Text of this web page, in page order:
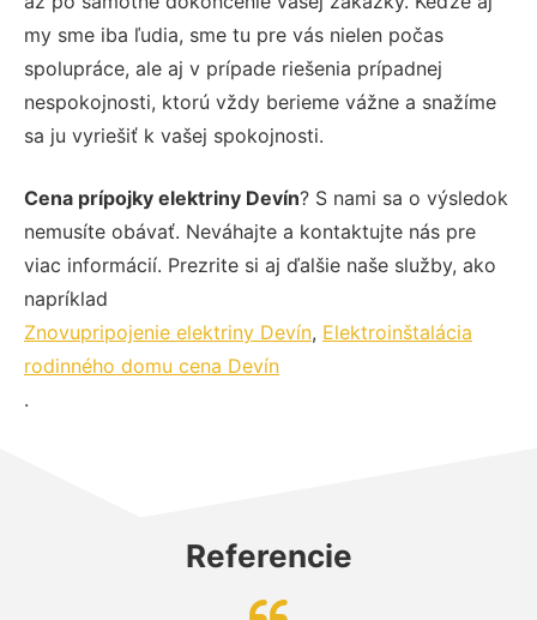
my sme iba ľudia, sme tu pre vás nielen počas
spolupráce, ale aj v prípade riešenia prípadnej
nespokojnosti, ktorú vždy berieme vážne a snažíme
sa ju vyriešiť k vašej spokojnosti.
Cena prípojky elektriny Devín? S nami sa o výsledok
nemusíte obávať. Neváhajte a kontaktujte nás pre
viac informácií. Prezrite si aj ďalšie naše služby, ako
napríklad
Znovupripojenie elektriny Devín, Elektroinštalácia
rodinného domu cena Devín
.
Referencie